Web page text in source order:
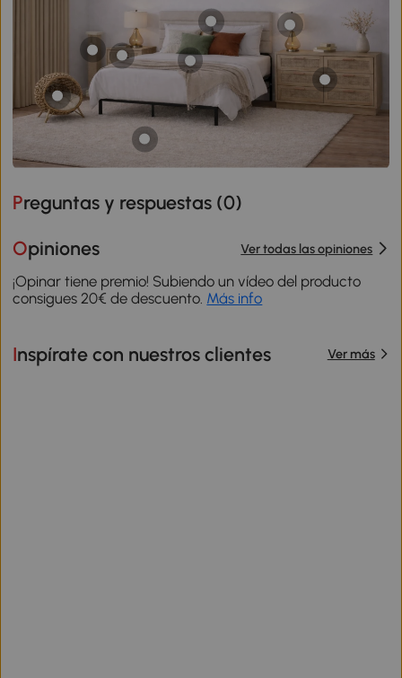
Preguntas y respuestas (0)
Opiniones Ver todas las opiniones
¡Opinar tiene premio! Subiendo un vídeo del producto
consigues 20€ de descuento. Más info
Inspírate con nuestros clientes Ver más